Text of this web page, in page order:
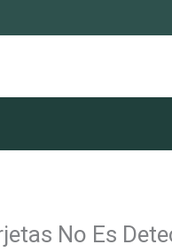
No Es